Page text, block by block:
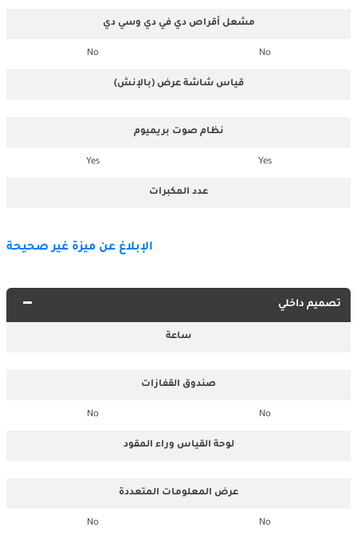
مشعل أقراص دي في دي وسي دي
No
No
قياس شاشة عرض (بالإنش)
نظام صوت بريميوم
Yes
Yes
عدد المكبرات
الإبلاغ عن ميزة غير صحيحة
تصميم داخلي
ساعة
صندوق القفازات
No
No
لوحة القياس وراء المقود
عرض المعلومات المتعددة
No
No